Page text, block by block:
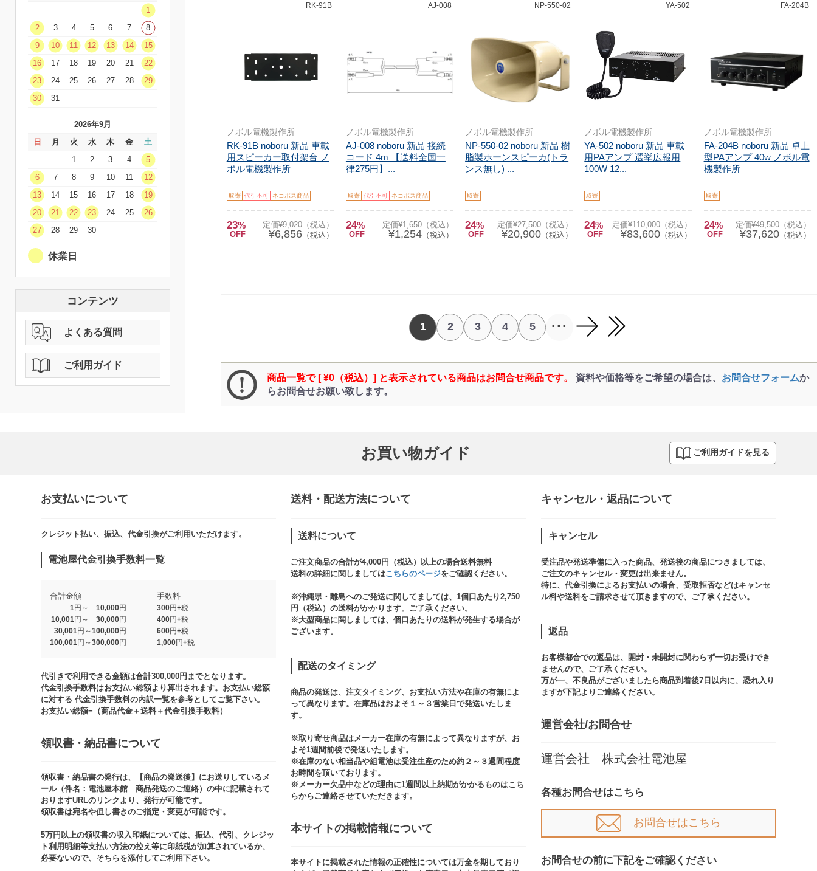
1
2
3 4 5 6 7
8
9
10 11 12 13 14
15
16
17 18 19 20 21
22
23
24 25 26 27 28
29
30
31
2026年9月
日
月 火 水 木 金
土
1
2 3 4
5
6
7 8 9 10 11
12
13
14 15 16 17 18
19
20
21 22 23 24 25
26
27
28 29 30
休業日
コンテンツ
よくある質問
ご利用ガイド
RK-91B
ノボル電機製作所
RK-91B noboru 新品 車載
用スピーカー取付架台 ノ
ボル電機製作所
取寄 代引不可 ネコポス商品
23%
OFF
定価¥9,020（税込）
¥6,856 （税込）
AJ-008
ノボル電機製作所
AJ-008 noboru 新品 接続
コード 4m 【送料全国一
律275円】...
取寄 代引不可 ネコポス商品
24%
OFF
定価¥1,650（税込）
¥1,254（税込）
NP-550-02
ノボル電機製作所
NP-550-02 noboru 新品 樹
脂製ホーンスピーカ(トラ
ンス無し) ...
取寄
24%
OFF
定価¥27,500（税込）
¥20,900（税込）
YA-502
ノボル電機製作所
YA-502 noboru 新品 車載
用PAアンプ 選挙広報用
100W 12...
取寄
24%
OFF
定価¥110,000（税込）
¥83,600（税込）
FA-204B
ノボル電機製作所
FA-204B noboru 新品 卓上
型PAアンプ 40w ノボル電
機製作所
取寄
24%
OFF
定価¥49,500（税込）
¥37,620 （税込）
1 2 3 4 5 ...
商品一覧で [ ¥0（税込）] と表示されている商品はお問合せ商品です。 資料や価格等をご希望の場合は、 お問合せフォームか
らお問合せお願い致します。
お買い物ガイド ご利用ガイドを見る
お支払いについて
クレジット払い、振込、代金引換がご利用いただけます。​​
電池屋代金引換手数料一覧
合計金額 手数料
1円～ 10,000円
300円+税
10,001円～ 30,000円
400円+税
30,001円～100,000円
600円+税
100,001円～300,000円
1,000円+税​
代引きで利用できる金額は合計300,000円までとなります。
代金引換手数料はお支払い総額より算出されます。お支払い総額
に対する 代金引換手数料の内訳一覧を参考としてご覧下さい。​
お支払い総額=（商品代金＋送料＋代金引換手数料）​
領収書・納品書について​
領収書・納品書の発行は、【商品の発送後】にお送りしているメ
ール（件名：電池屋本館 商品発送のご連絡）の中に記載されて
おりますURLのリンクより、発行が可能です。
領収書は宛名や但し書きのご指定・変更が可能です。​​
5万円以上の領収書の収入印紙については、振込、代引、クレジッ
ト利用明細等支払い方法の控え等に印紙税が加算されているか、
必要ないので、そちらを添付してご利用下さい。
送料・配送方法について​
送料について
ご注文商品の合計が4,000円（税込）以上の場合送料無料
送料の詳細に関しましてはこちらのページをご確認ください。​
※沖縄県・離島へのご発送に関してましては、1個口あたり2,750
円（税込）の送料がかかります。ご了承ください。
※大型商品に関しましては、個口あたりの送料が発生する場合が
ございます。​
配送のタイミング
商品の発送は、注文タイミング、お支払い方法や在庫の有無によ
って異なります。在庫品はおよそ１～３営業日で発送いたしま
す。​
※取り寄せ商品はメーカー在庫の有無によって異なりますが、お
よそ1週間前後で発送いたします。
※在庫のない相当品や組電池は受注生産のため約２～３週間程度
お時間を頂いております。​
※メーカー欠品中などの理由に1週間以上納期がかかるものはこち
らからご連絡させていただきます。
本サイトの掲載情報について​
本サイトに掲載された情報の正確性については万全を期しており
キャンセル・返品について​
キャンセル
受注品や発送準備に入った商品、発送後の商品につきましては、
ご注文のキャンセル・変更は出来ません。​
特に、代金引換によるお支払いの場合、受取拒否などはキャンセ
ル料や送料をご請求させて頂きますので、ご了承ください。​
返品
お客様都合での返品は、開封・未開封に関わらず一切お受けでき
ませんので、ご了承ください。​​
万が一、不良品がございましたら商品到着後7日以内に、恐れ入り
ますが下記よりご連絡ください。
運営会社/お問合せ​
運営会社 株式会社電池屋
各種お問合せはこちら
お問合せはこちら
お問合せの前に下記をご確認ください​